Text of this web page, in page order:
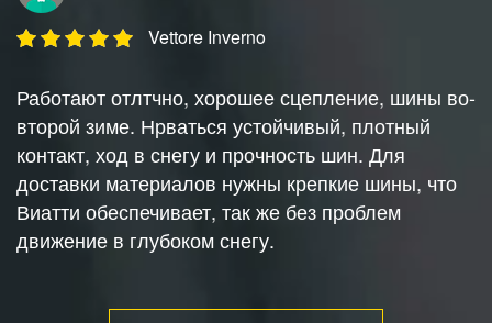
Vettore Inverno
Работают отлтчно, хорошее сцепление, шины во-
второй зиме. Нрваться устойчивый, плотный
контакт, ход в снегу и прочность шин. Для
доставки материалов нужны крепкие шины, что
Виатти обеспечивает, так же без проблем
движение в глубоком снегу.